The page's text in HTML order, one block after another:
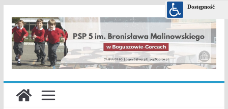
treści